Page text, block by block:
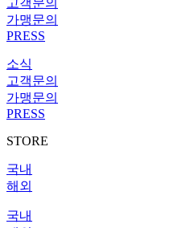
가맹문의
PRESS
소식
고객문의
가맹문의
PRESS
STORE
국내
해외
국내